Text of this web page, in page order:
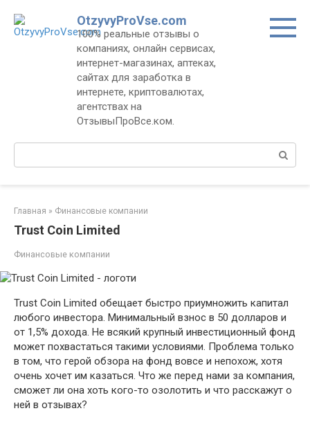
контенту
OtzyvyProVse.com
100% реальные отзывы о
компаниях, онлайн сервисах,
интернет-магазинах, аптеках,
сайтах для заработка в
интернете, криптовалютах,
агентствах на
ОтзывыПроВсе.ком.
Главная » Финансовые компании
Trust Coin Limited
Финансовые компании
Trust Coin Limited обещает быстро приумножить капитал
любого инвестора. Минимальный взнос в 50 долларов и
от 1,5% дохода. Не всякий крупный инвестиционный фонд
может похвастаться такими условиями. Проблема только
в том, что герой обзора на фонд вовсе и непохож, хотя
очень хочет им казаться. Что же перед нами за компания,
сможет ли она хоть кого-то озолотить и что расскажут о
ней в отзывах?